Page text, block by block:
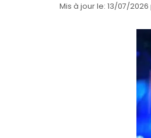
Mis à jour le: 13/07/2026